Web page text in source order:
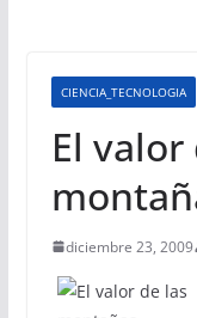
CIENCIA_TECNOLOGIA
El valor
diciembre 23, 2009